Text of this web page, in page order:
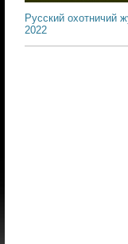
Русский охотничий
2022